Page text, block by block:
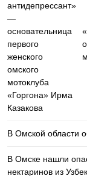
В Омской области
В Омске нашли
нектаринов из